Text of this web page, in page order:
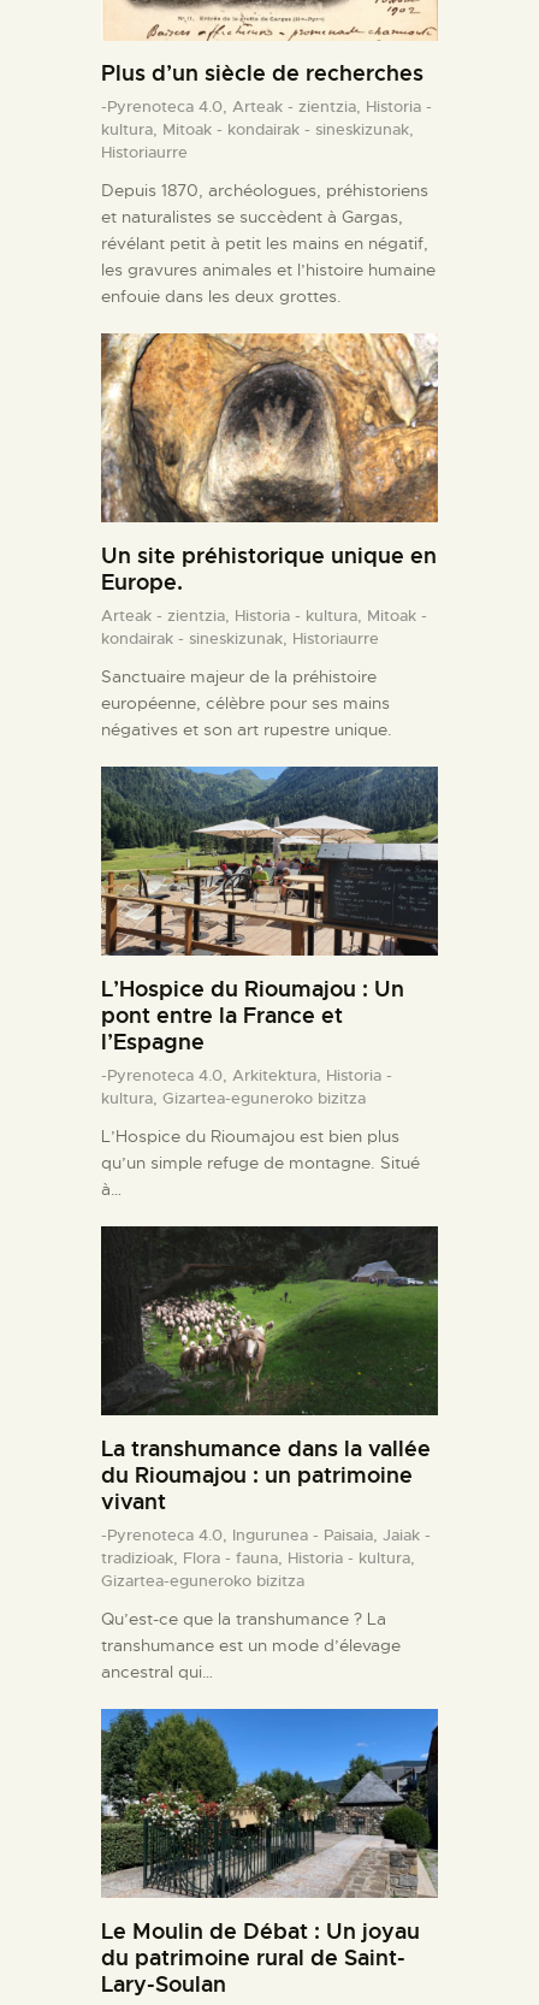
Plus d’un siècle de recherches
-Pyrenoteca 4.0, Arteak - zientzia, Historia -
kultura, Mitoak - kondairak - sineskizunak,
Historiaurre
Depuis 1870, archéologues, préhistoriens
et naturalistes se succèdent à Gargas,
révélant petit à petit les mains en négatif,
les gravures animales et l’histoire humaine
enfouie dans les deux grottes.
Un site préhistorique unique en
Europe.
Arteak - zientzia, Historia - kultura, Mitoak -
kondairak - sineskizunak, Historiaurre
Sanctuaire majeur de la préhistoire
européenne, célèbre pour ses mains
négatives et son art rupestre unique.
L’Hospice du Rioumajou : Un
pont entre la France et
l’Espagne
-Pyrenoteca 4.0, Arkitektura, Historia -
kultura, Gizartea-eguneroko bizitza
L’Hospice du Rioumajou est bien plus
qu’un simple refuge de montagne. Situé
à…
La transhumance dans la vallée
du Rioumajou : un patrimoine
vivant
-Pyrenoteca 4.0, Ingurunea - Paisaia, Jaiak -
tradizioak, Flora - fauna, Historia - kultura,
Gizartea-eguneroko bizitza
Qu’est-ce que la transhumance ? La
transhumance est un mode d’élevage
ancestral qui…
Le Moulin de Débat : Un joyau
du patrimoine rural de Saint-
Lary-Soulan